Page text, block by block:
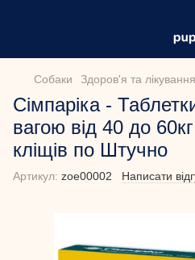
Собаки Здоров'я та
Сімпаріка -
вагою від 40 до 60кг
кліщів по Штучно
Артикул: zoe00002 Написати